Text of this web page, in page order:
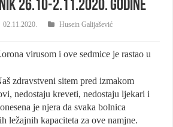
26.10-2.11.2020. godine
02.11.2020.
Husein Galijašević
virusom i ove sedmice je rastao u
zdravstveni sitem pred izmakom
nedostaju kreveti, nedostaju ljekari i
je njera da svaka bolnica
ležajnih kapaciteta za ove namjne.